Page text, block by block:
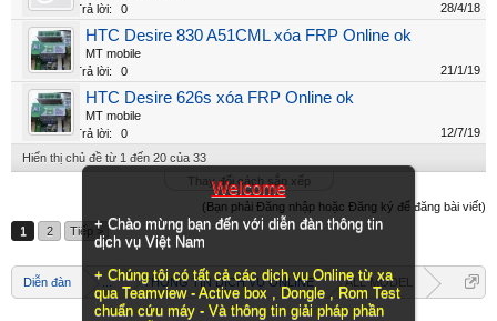
Welcome
+ Chào mừng bạn đến với diễn đàn thông tin
dịch vụ Việt Nam
+ Chúng tôi có tất cả các dịch vụ Online từ xa
qua Teamview - Active box , Dongle , Rom Test
chuẩn cứu máy - Và thông tin giải pháp phần
Trả lời:
0 28/4/18
HTC Desire 830 A51CML xóa FRP Online ok
MT mobile
Trả lời:
0 21/1/19
HTC Desire 626s xóa FRP Online ok
MT mobile
Trả lời:
0
12/7/19
Hiển thị chủ đề từ 1 đến 20 của 33
Thay đổi cách sắp xếp
(Bạn phải Đăng nhập hoặc Đăng ký để đăng bài viết)
1
2 Tiếp >
Diễn đàn ... THÔNG TIN DỊCH VỤ ONLINE ALL MODEL